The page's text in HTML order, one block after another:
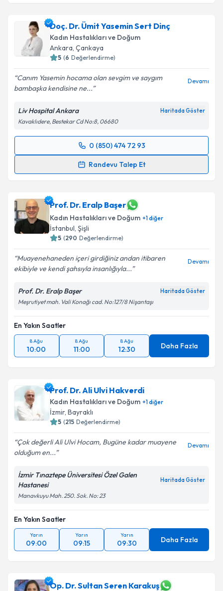
Doç. Dr. Ümit Yasemin Sert Dinç
Kadın Hastalıkları ve Doğum
Ankara, Çankaya
5 (6 Değerlendirme)
Canım Yasemin hocama olan sevgim ve saygım
bambaşka kendisine ne...
Devamı
Liv Hospital Ankara Haritada Göster
Kavaklıdere, Bestekar Cd No:8, 06680
0 (850) 474 72 93
Randevu Talep Et
Randevu Takvimi Talebi
almanız için bir takvim hazırlandığında e-posta ile
bilgilendireceğiz.
E-posta Adresiniz
Metni'ni okudum ve kişisel verilerimin belirtilen
kapsamda işlenmesini kabul ediyorum.
Takvim Talebini Gönder
Prof. Dr. Eralp Başer
Kadın Hastalıkları ve Doğum +1diğer
İstanbul, Şişli
5 (290 Değerlendirme)
Muayenehaneden içeri girdiğiniz andan itibaren
ekibiyle ve kendi şahsıyla insanlığıyla...
Devamı
Prof. Dr. Eralp Başer Haritada Göster
Meşrutiyet mah. Vali Konağı cad. No:127/8 Nişantaşı
En Yakın Saatler
8 Ağu
10:00
8 Ağu
11:00
8 Ağu
12:30 Daha Fazla
Prof. Dr. Ali Ulvi Hakverdi
Kadın Hastalıkları ve Doğum +1diğer
İzmir, Bayraklı
5 (215 Değerlendirme)
Çok değerli Ali Ulvi Hocam, Bugüne kadar muayene
olduğum en...
Devamı
İzmir Tınaztepe Üniversitesi Özel Galen
Hastanesi
Haritada Göster
Manavkuyu Mah. 250. Sok. No: 23
En Yakın Saatler
Yarın
09:00
Yarın
09:15
Yarın
09:30 Daha Fazla
Op. Dr. Sultan Seren Karakuş